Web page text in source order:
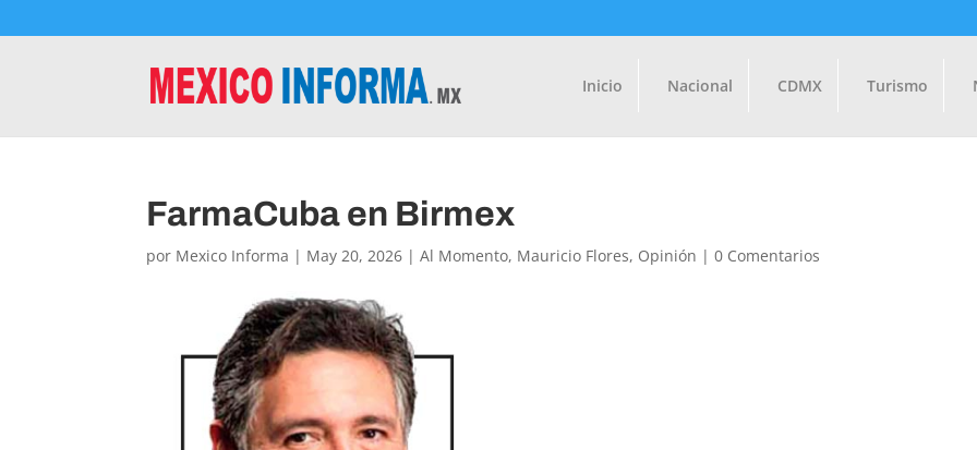
Inicio Nacional CDMX Turismo
FarmaCuba en Birmex
por Mexico Informa | May 20, 2026 |Al Momento, Mauricio Flores, Opinión |0 Comentarios